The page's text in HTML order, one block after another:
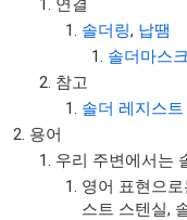
투고기술
| 대표 : 김명기 | 사업
전화 : 031-8065-5299
로 13, B동(complex동)
COPYRIGHT (C) 투고기
투고기술 위키 저작권
솔더링, 납땜
솔더마스크
참고
솔더 레지스트
용어
우리 주변에서는
영어 표현으
스트 스텐실,